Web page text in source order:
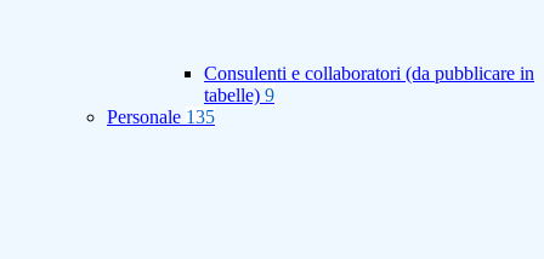
Consulenti e collaboratori (da pubblicare in
tabelle) 9
Personale 135